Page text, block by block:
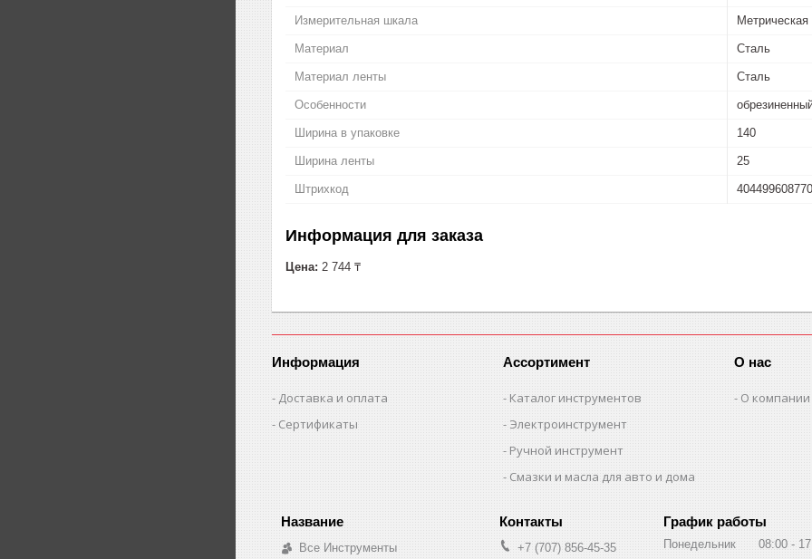
Измерительная шкала Метрическая
Материал Сталь
Материал ленты Сталь
Особенности
Ширина в упаковке 140
Ширина ленты 25
Штрихкод
Информация для заказа
Цена: 2 744 ₸
Информация
Доставка и оплата
Сертификаты
Ассортимент
Каталог инструментов
Электроинструмент
Ручной инструмент
Смазки и масла для авто и дома
О нас
О компании
Все Инструменты
+7 (707) 856-45-35
График работы
Понедельник 08:00